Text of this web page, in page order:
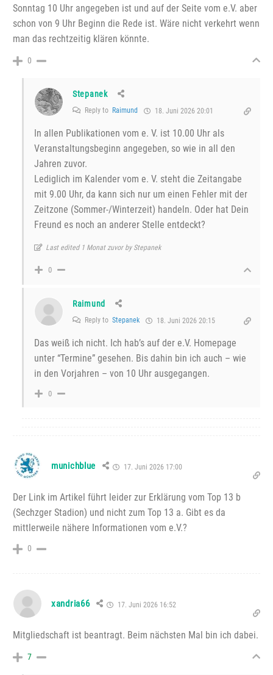
Sonntag 10 Uhr angegeben ist und auf der Seite vom e.V. aber
schon von 9 Uhr Beginn die Rede ist. Wäre nicht verkehrt wenn
man das rechtzeitig klären könnte.
0
Stepanek
Reply to Raimund 18. Juni 2026 20:01
In allen Publikationen vom e. V. ist 10.00 Uhr als
Veranstaltungsbeginn angegeben, so wie in all den
Jahren zuvor.
Lediglich im Kalender vom e. V. steht die Zeitangabe
mit 9.00 Uhr, da kann sich nur um einen Fehler mit der
Zeitzone (Sommer-/Winterzeit) handeln. Oder hat Dein
Freund es noch an anderer Stelle entdeckt?
Last edited 1 Monat zuvor by Stepanek
0
Raimund
Reply to Stepanek 18. Juni 2026 20:15
Das weiß ich nicht. Ich hab’s auf der e.V. Homepage
unter “Termine” gesehen. Bis dahin bin ich auch – wie
in den Vorjahren – von 10 Uhr ausgegangen.
0
munichblue 17. Juni 2026 17:00
Der Link im Artikel führt leider zur Erklärung vom Top 13 b
(Sechzger Stadion) und nicht zum Top 13 a. Gibt es da
mittlerweile nähere Informationen vom e.V.?
0
xandria66 17. Juni 2026 16:52
Mitgliedschaft ist beantragt. Beim nächsten Mal bin ich dabei.
7